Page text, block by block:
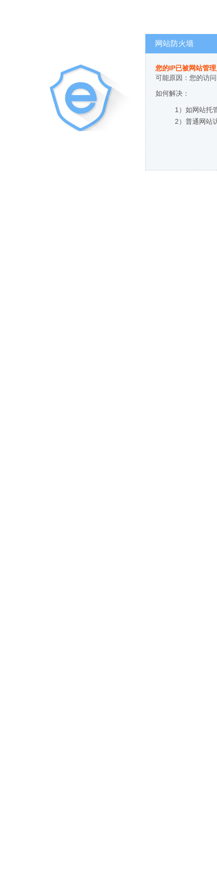
网站防火墙
您的IP已被网站管
可能原因：您的访
如何解决：
1）如网站托
2）普通网站